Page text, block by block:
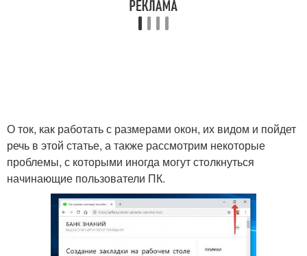
О ток, как работать с размерами окон, их видом и пойдет
речь в этой статье, а также рассмотрим некоторые
проблемы, с которыми иногда могут столкнуться
начинающие пользователи ПК.